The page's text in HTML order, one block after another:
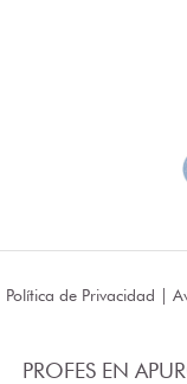
Política de Privacidad |
PROFES EN